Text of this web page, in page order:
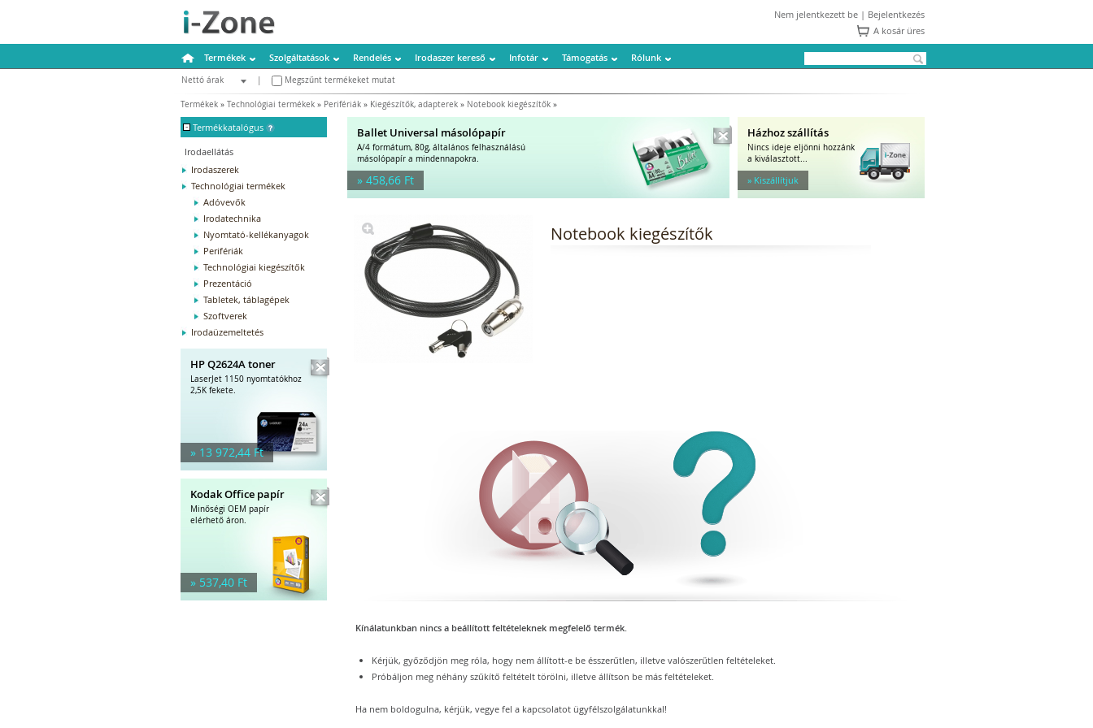
Nem jelentkezett be | Bejelentkezés
A kosár üres
Termékek Szolgáltatások Rendelés Irodaszer kereső Infotár Támogatás Rólunk
Nettó árak
Megszűnt termékeket mutat
Termékek » Technológiai termékek » Perifériák » Kiegészítők, adapterek » Notebook kiegészítők »
- Termékkatalógus
Irodaellátás
Irodaszerek
Technológiai termékek
Adóvevők
Irodatechnika
Nyomtató-kellékanyagok
Perifériák
Technológiai kiegészítők
Prezentáció
Tabletek, táblagépek
Szoftverek
Irodaüzemeltetés
HP Q2624A toner
LaserJet 1150 nyomtatókhoz
2,5K fekete.
» 13 972,44 Ft
Kodak Office papír
Minőségi OEM papír
elérhető áron.
» 537,40 Ft
Ballet Universal másolópapír
A/4 formátum, 80g, általános felhasználású
másolópapír a mindennapokra.
» 458,66 Ft
Házhoz szállítás
Nincs ideje eljönni hozzánk
a kiválasztott...
» Kiszállítjuk
Notebook kiegészítők
Kínálatunkban nincs a beállított feltételeknek megfelelő termék.
Kérjük, győződjön meg róla, hogy nem állított-e be ésszerűtlen, illetve valószerűtlen feltételeket.
Próbáljon meg néhány szűkítő feltételt törölni, illetve állítson be más feltételeket.
Ha nem boldogulna, kérjük, vegye fel a kapcsolatot ügyfélszolgálatunkkal!